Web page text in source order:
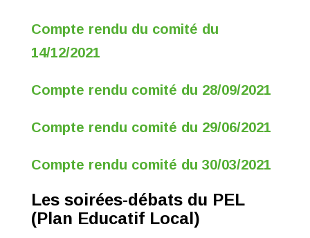
Compte rendu du comité du
14/12/2021
Compte rendu comité du 28/09/2021
Compte rendu comité du 29/06/2021
Compte rendu comité du 30/03/2021
Les soirées-débats du PEL
(Plan Educatif Local)